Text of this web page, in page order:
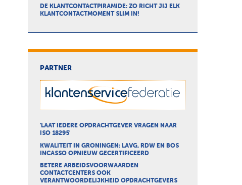
DE KLANTCONTACTPIRAMIDE: ZO RICHT JIJ ELK
KLANTCONTACTMOMENT SLIM IN!
PARTNER
'LAAT IEDERE OPDRACHTGEVER VRAGEN NAAR
ISO 18295'
KWALITEIT IN GRONINGEN: LAVG, RDW EN BOS
INCASSO OPNIEUW GECERTIFICEERD
BETERE ARBEIDSVOORWAARDEN
CONTACTCENTERS OOK
VERANTWOORDELIJKHEID OPDRACHTGEVERS